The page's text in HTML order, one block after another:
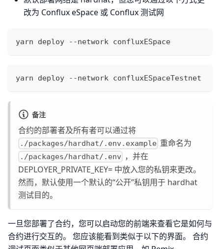
改为 Conflux eSpace 或 Conflux 测试网
yarn deploy --network confluxESpace
yarn deploy --network confluxESpaceTestnet
备注
合约的部署者及所有者可以通过将
./packages/hardhat/.env.example 重命名为
./packages/hardhat/.env ，并在
DEPLOYER_PRIVATE_KEY= 中放入您的私钥来更改。
然而，默认使用一个默认的“公开”私钥用于 hardhat
测试目的。
一旦您部署了合约，您可以启动您的前端来查看它是如何与
合约进行交互的。 您应该能看到类似于以下的界面。 合约